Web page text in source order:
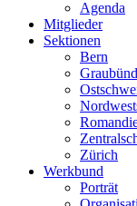
Agenda
Mitglieder
Sektionen
Bern
Zürich
Werkbund
Porträt